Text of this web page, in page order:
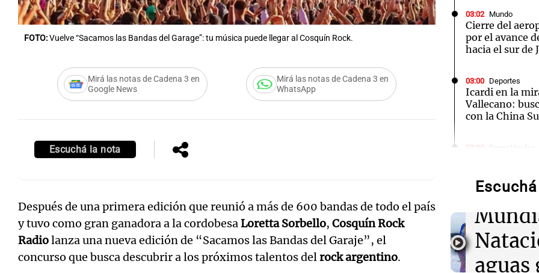
FOTO:Vuelve “Sacamos las Bandas del Garage”: tu música puede llegar al Cosquín Rock. FOTO:Vuelve “Sacamos
Mirá las notas de Cadena 3 en
Google News
Mirá las notas de Cadena 3 en
WhatsApp
Escuchá la nota
Después de una primera edición que reunió a más de 600 bandas de todo el país
y tuvo como gran ganadora a la cordobesaLoretta Sorbello, Cosquín Rock
Radiolanza una nueva edición de “Sacamos las Bandas del Garaje”, el
concurso que busca descubrir a los próximos talentos delrock argentino.
03:02 Mundo
Cierre del
por el avance
hacia el sur de
03:00 Deportes
Icardi en la
Vallecano:
con la China
03:00 Espectáculos
Madrid
02:04 Tecnología
Descuentos
entradas para
Disrupt 2026
Audio.
aguas
Audio.